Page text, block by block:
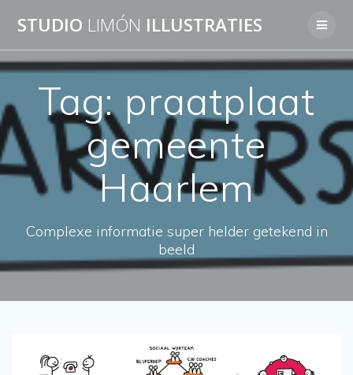
to
STUDIO LIMÓN ILLUSTRATIES
Tag: praatplaat
gemeente
Haarlem
Complexe informatie super helder getekend in
beeld